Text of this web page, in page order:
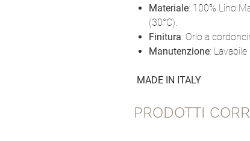
Materiale: 100% Lino
(30°C).
Finitura: Orlo a
Manutenzione:
MADE IN ITALY
PRODOTTI